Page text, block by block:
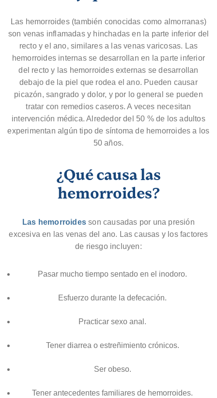
Las hemorroides (también conocidas como almorranas)
son venas inflamadas y hinchadas en la parte inferior del
recto y el ano, similares a las venas varicosas. Las
hemorroides internas se desarrollan en la parte inferior
del recto y las hemorroides externas se desarrollan
debajo de la piel que rodea el ano. Pueden causar
picazón, sangrado y dolor, y por lo general se pueden
tratar con remedios caseros. A veces necesitan
intervención médica. Alrededor del 50 % de los adultos
experimentan algún tipo de síntoma de hemorroides a los
50 años.
¿Qué causa las
hemorroides?
Las hemorroides son causadas por una presión
excesiva en las venas del ano. Las causas y los factores
de riesgo incluyen:
Pasar mucho tiempo sentado en el inodoro.
Esfuerzo durante la defecación.
Practicar sexo anal.
Tener diarrea o estreñimiento crónicos.
Ser obeso.
Tener antecedentes familiares de hemorroides.